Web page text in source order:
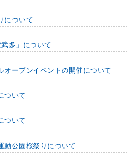
について
多」について
オープンイベントの開催について
ついて
ついて
動公園桜祭りについて